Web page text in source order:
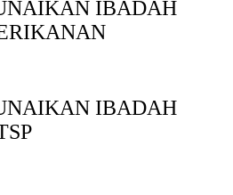
IBADAH
IBADAH